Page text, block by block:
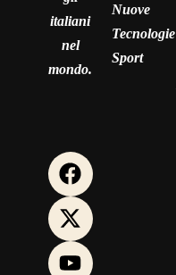
italiani
nel
mondo.
Nuove
Tecnologie
Sport